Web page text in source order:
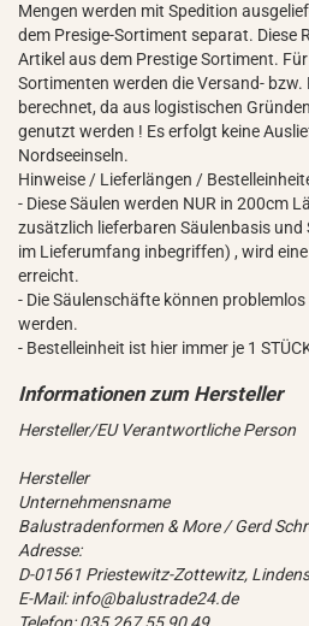
Mengen werden mit Spedition
dem Presige-Sortiment separat. Diese
Artikel aus dem Prestige Sortiment.
Sortimenten werden die Versand-
berechnet, da aus logistischen
genutzt werden ! Es erfolgt keine
Nordseeinseln.
Hinweise / Lieferlängen /
- Diese Säulen werden NUR in 200cm
zusätzlich lieferbaren Säulenbasis
im Lieferumfang inbegriffen) , wird
erreicht.
- Die Säulenschäfte können
werden.
- Bestelleinheit ist hier immer je 1
Hersteller/EU Verantwortliche Person
Hersteller
Unternehmensname
Balustradenformen & More / Gerd
Adresse:
D-01561 Priestewitz-Zottewitz,
E-Mail: info@balustrade24.de